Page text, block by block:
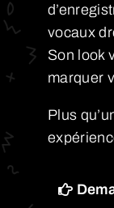
vocaux
Son look
marquer
Plus